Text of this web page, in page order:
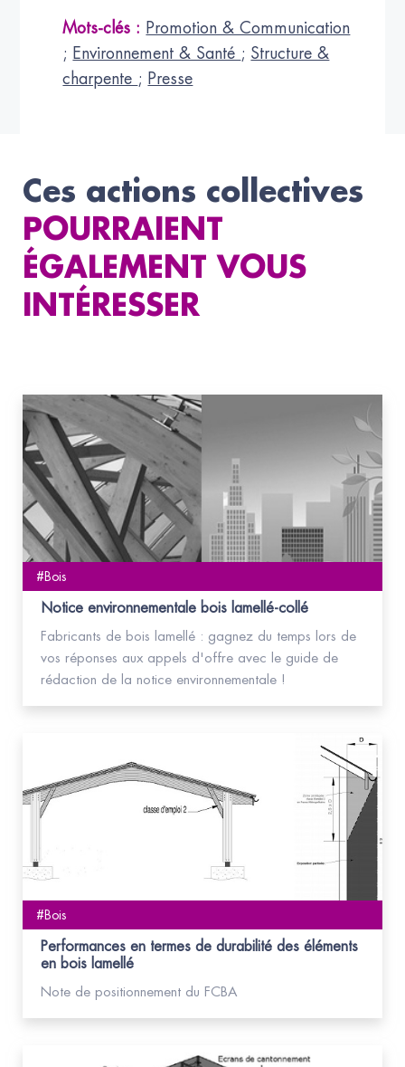
Mots-clés : Promotion & Communication
; Environnement & Santé ; Structure &
charpente ; Presse
Ces actions collectives
POURRAIENT
ÉGALEMENT VOUS
INTÉRESSER
#Bois
Notice environnementale bois lamellé-collé
Fabricants de bois lamellé : gagnez du temps lors de
vos réponses aux appels d'offre avec le guide de
rédaction de la notice environnementale !
#Bois
Performances en termes de durabilité des éléments
en bois lamellé
Note de positionnement du FCBA